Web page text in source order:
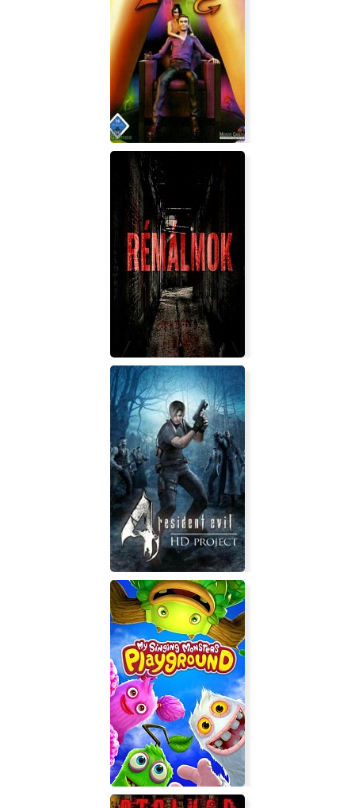
Assassin's Creed Origins
7 Sins
Remalmok
Resident Evil 4 HD Project